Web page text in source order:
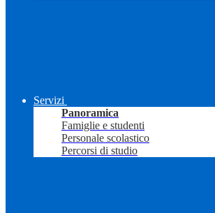
Servizi
Panoramica
Famiglie e studenti
Personale scolastico
Percorsi di studio